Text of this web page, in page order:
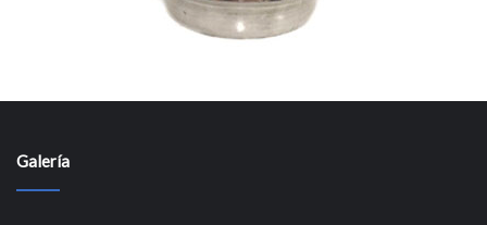
Galería